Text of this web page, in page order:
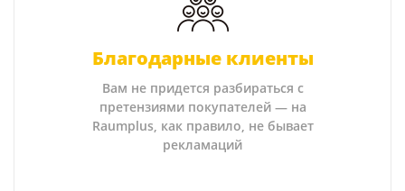
Благодарные клиенты
Вам не придется разбираться с
претензиями покупателей — на
Raumplus, как правило, не бывает
рекламаций